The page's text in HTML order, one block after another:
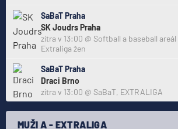
SaBaT Praha
SK Joudrs Praha
zítra v 13:00 @ Softball a baseball areál
Extraliga žen
SaBaT Praha
Draci Brno
zítra v 13:00 @ SaBaT, EXTRALIGA
MUŽI A - EXTRALIGA